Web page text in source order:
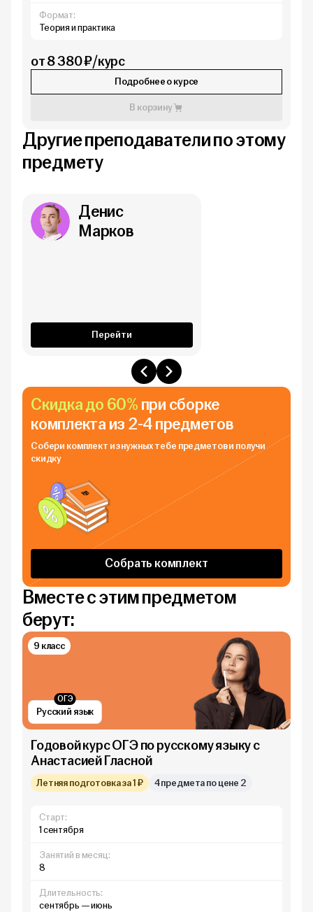
Формат:
Теория и практика
от 8 380 ₽/курс
Подробнее о курсе
В корзину
Другие преподаватели по этому
предмету
Денис
Марков
Перейти
Скидка до 60% при сборке
комплекта из 2-4 предметов
Собери комплект из нужных тебе предметов и получи
скидку
Собрать комплект
Вместе с этим предметом
берут:
Русский язык
ОГЭ
9 класс
Годовой курс ОГЭ по русскому языку с
Анастасией Гласной
Летняя подготовка за 1 ₽ 4 предмета по цене 2
Старт:
1 сентября
Занятий в месяц:
8
Длительность:
сентябрь — июнь